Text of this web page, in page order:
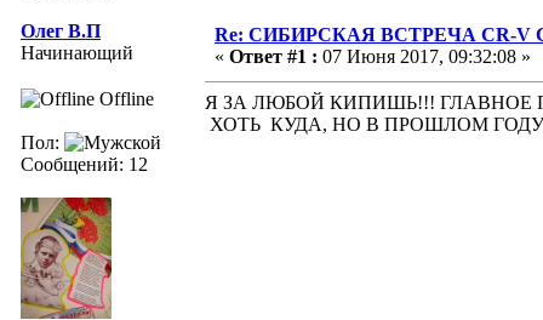
Олег В.П
Начинающий
Offline
Пол:
Сообщений: 12
Re: СИБИРСКАЯ ВСТРЕЧА CR-V
« Ответ #1 : 07 Июня 2017, 09:32:08 »
Я ЗА ЛЮБОЙ КИПИШЬ!!! ГЛАВНОЕ
ХОТЬ КУДА, НО В ПРОШЛОМ